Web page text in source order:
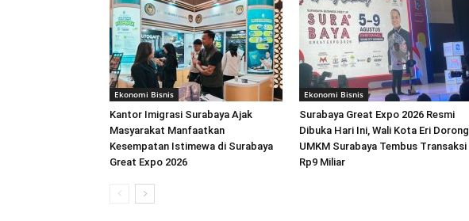
Ekonomi Bisnis
Kantor Imigrasi Surabaya Ajak
Masyarakat Manfaatkan
Kesempatan Istimewa di Surabaya
Great Expo 2026
Ekonomi Bisnis
Surabaya Great Expo 2026 Resmi
Dibuka Hari Ini, Wali Kota Eri Dorong
UMKM Surabaya Tembus Transaksi
Rp9 Miliar